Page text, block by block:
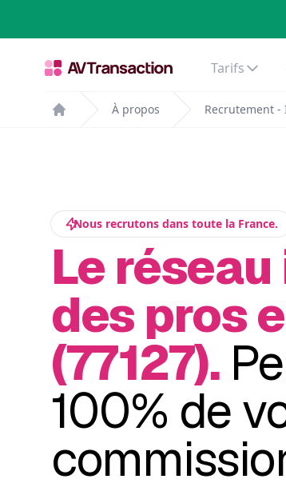
Tarifs
Home
À propos Recrutement -
Nous recrutons dans toute la France.
Le
des pros
(77127).
100% de